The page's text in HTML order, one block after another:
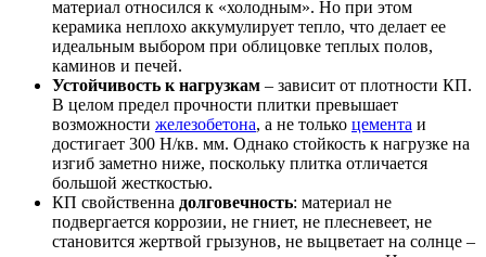
материал относился к «холодным». Но при этом
керамика неплохо аккумулирует тепло, что делает ее
идеальным выбором при облицовке теплых полов,
каминов и печей.
Устойчивость к нагрузкам – зависит от плотности КП.
В целом предел прочности плитки превышает
возможности железобетона, а не только цемента и
достигает 300 H/кв. мм. Однако стойкость к нагрузке на
изгиб заметно ниже, поскольку плитка отличается
большой жесткостью.
КП свойственна долговечность: материал не
подвергается коррозии, не гниет, не плесневеет, не
становится жертвой грызунов, не выцветает на солнце –